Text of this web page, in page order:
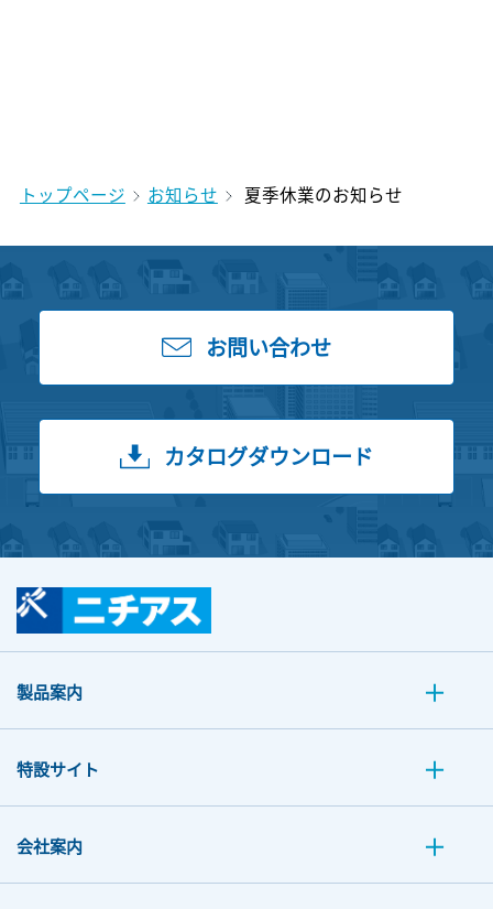
トップページ お知らせ 夏季休業のお知らせ
お問い合わせ
カタログダウンロード
製品案内
特設サイト
会社案内